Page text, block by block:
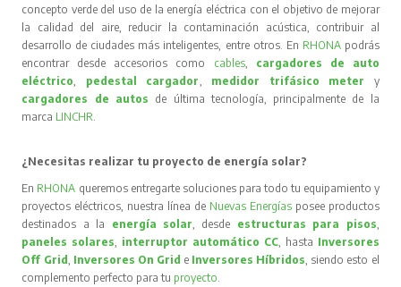
concepto verde del uso de la energía eléctrica con el objetivo de mejorar
la calidad del aire, reducir la contaminación acústica, contribuir al
desarrollo de ciudades más inteligentes, entre otros. En RHONA podrás
encontrar desde accesorios como cables, cargadores de auto
eléctrico, pedestal cargador, medidor trifásico meter
y
cargadores de autos de última tecnología, principalmente de la
marca LINCHR.
¿Necesitas realizar tu proyecto de energía solar?
En RHONA queremos entregarte soluciones para todo tu equipamiento y
proyectos eléctricos, nuestra línea de Nuevas Energíasposee productos
destinados a la energía solar, desde estructuras para pisos,
paneles solares, interruptor automático CC, hasta Inversores
Off Grid, Inversores On Grid e Inversores Híbridos, siendo esto el
complemento perfecto para tu proyecto.